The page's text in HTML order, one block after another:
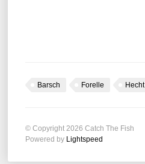
Barsch Forelle Hecht
© Copyright 2026 Catch The Fish
Powered by Lightspeed